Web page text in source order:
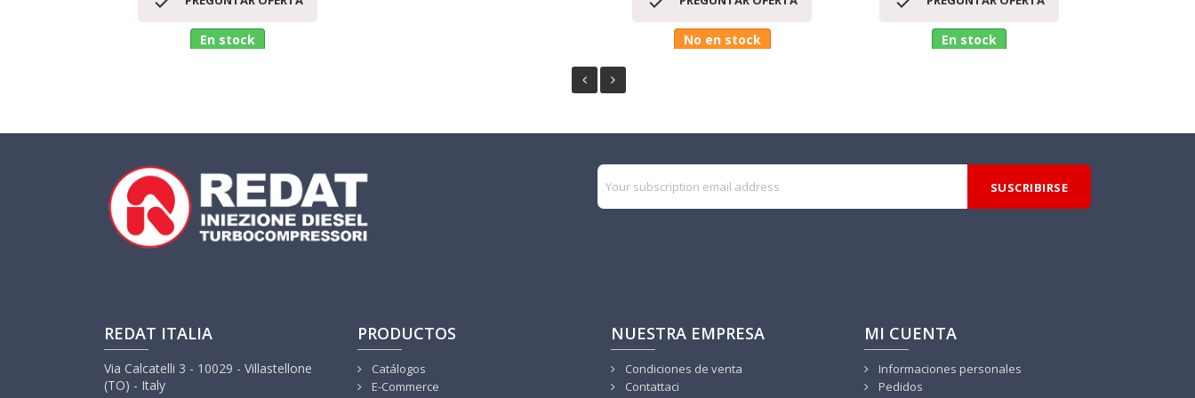
En stock No en stock En stock
REDAT ITALIA
Via Calcatelli 3 - 10029 - Villastellone
(TO) - Italy
PRODUCTOS
Catálogos
E-Commerce
NUESTRA EMPRESA
Condiciones de venta
Contattaci
MI CUENTA
Informaciones personales
Pedidos